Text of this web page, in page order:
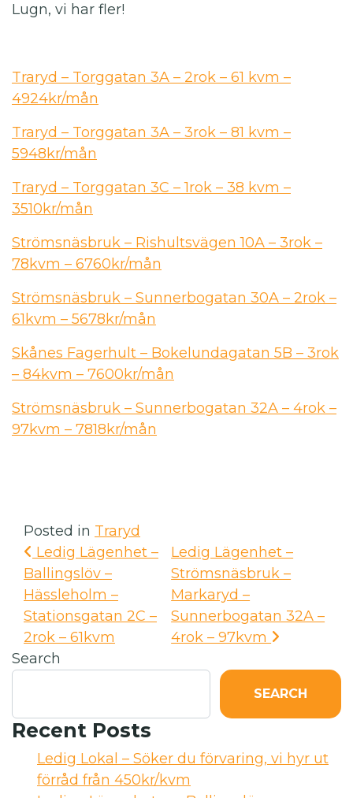
Lugn, vi har fler!
Traryd – Torggatan 3A – 2rok – 61 kvm –
4924kr/mån
Traryd – Torggatan 3A – 3rok – 81 kvm –
5948kr/mån
Traryd – Torggatan 3C – 1rok – 38 kvm –
3510kr/mån
Strömsnäsbruk – Rishultsvägen 10A – 3rok –
78kvm – 6760kr/mån
Strömsnäsbruk – Sunnerbogatan 30A – 2rok –
61kvm – 5678kr/mån
Skånes Fagerhult – Bokelundagatan 5B – 3rok
– 84kvm – 7600kr/mån
Strömsnäsbruk – Sunnerbogatan 32A – 4rok –
97kvm – 7818kr/mån
Posted in Traryd
Ledig Lägenhet –
Ballingslöv –
Hässleholm –
Stationsgatan 2C –
2rok – 61kvm
Ledig Lägenhet –
Strömsnäsbruk –
Markaryd –
Sunnerbogatan 32A –
4rok – 97kvm
Search
SEARCH
Recent Posts
Ledig Lokal – Söker du förvaring, vi hyr ut
förråd från 450kr/kvm